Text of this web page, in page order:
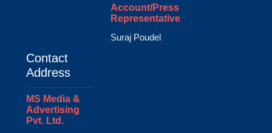
Account/Press
Representative
Suraj Poudel
Contact
Address
MS Media &
Advertising
Pvt. Ltd.